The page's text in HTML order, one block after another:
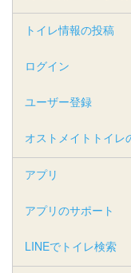
トイレ情報の投稿
ログイン
ユーザー登録
オストメイトトイレ
アプリ
アプリのサポート
LINEでトイレ検索